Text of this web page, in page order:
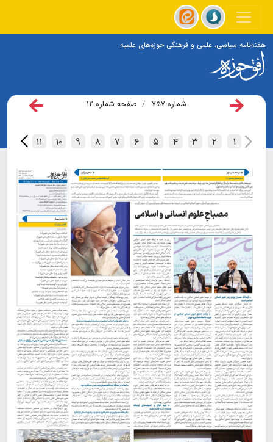
هفته‌نامه سیاسی، علمی و فرهنگی حوزه‌های علمیه
شماره ۷۵۷ صفحه شماره ۱۲
۱ ۲ ۳ ۴ ۵ ۶ ۷ ۸ ۹ ۱۰ ۱۱ ۱۲